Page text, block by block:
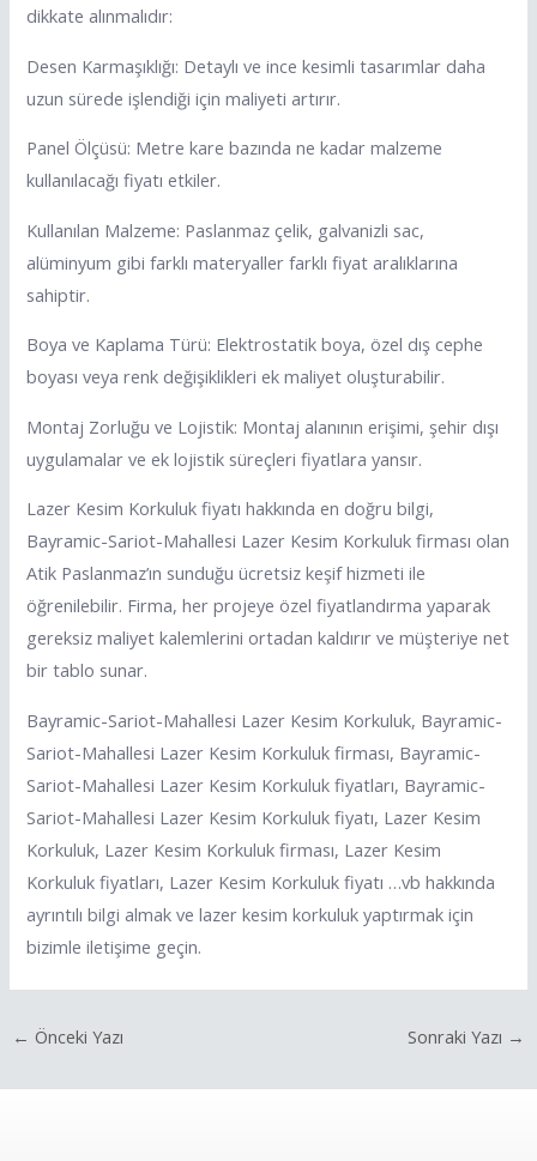
dikkate alınmalıdır:
Desen Karmaşıklığı: Detaylı ve ince kesimli tasarımlar daha
uzun sürede işlendiği için maliyeti artırır.
Panel Ölçüsü: Metre kare bazında ne kadar malzeme
kullanılacağı fiyatı etkiler.
Kullanılan Malzeme: Paslanmaz çelik, galvanizli sac,
alüminyum gibi farklı materyaller farklı fiyat aralıklarına
sahiptir.
Boya ve Kaplama Türü: Elektrostatik boya, özel dış cephe
boyası veya renk değişiklikleri ek maliyet oluşturabilir.
Montaj Zorluğu ve Lojistik: Montaj alanının erişimi, şehir dışı
uygulamalar ve ek lojistik süreçleri fiyatlara yansır.
Lazer Kesim Korkuluk fiyatı hakkında en doğru bilgi,
Bayramic-Sariot-Mahallesi Lazer Kesim Korkuluk firması olan
Atik Paslanmaz’ın sunduğu ücretsiz keşif hizmeti ile
öğrenilebilir. Firma, her projeye özel fiyatlandırma yaparak
gereksiz maliyet kalemlerini ortadan kaldırır ve müşteriye net
bir tablo sunar.
Bayramic-Sariot-Mahallesi Lazer Kesim Korkuluk, Bayramic-
Sariot-Mahallesi Lazer Kesim Korkuluk firması, Bayramic-
Sariot-Mahallesi Lazer Kesim Korkuluk fiyatları, Bayramic-
Sariot-Mahallesi Lazer Kesim Korkuluk fiyatı, Lazer Kesim
Korkuluk, Lazer Kesim Korkuluk firması, Lazer Kesim
Korkuluk fiyatları, Lazer Kesim Korkuluk fiyatı …vb hakkında
ayrıntılı bilgi almak ve lazer kesim korkuluk yaptırmak için
bizimle iletişime geçin.
← Önceki Yazı Sonraki Yazı →